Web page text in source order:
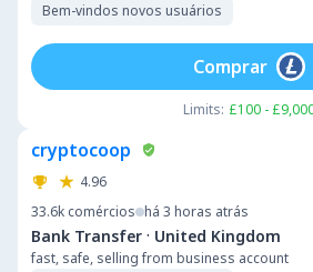
Bem-vindos novos usuários
Limits: £100 -
Comprar
cryptocoop
4.96
33.6k comércios há 3 horas atrás
Bank Transfer · United Kingdom
fast, safe, selling from business account